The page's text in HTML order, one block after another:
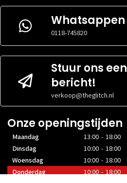
Whatsappen
0118-745820
Stuur ons een
bericht!
verkoop@theglitch.nl
Onze openingstijden
Maandag
13:00 - 18:00
Dinsdag
10:00 - 18:00
Woensdag
10:00 - 18:00
Donderdag
10:00 - 18:00